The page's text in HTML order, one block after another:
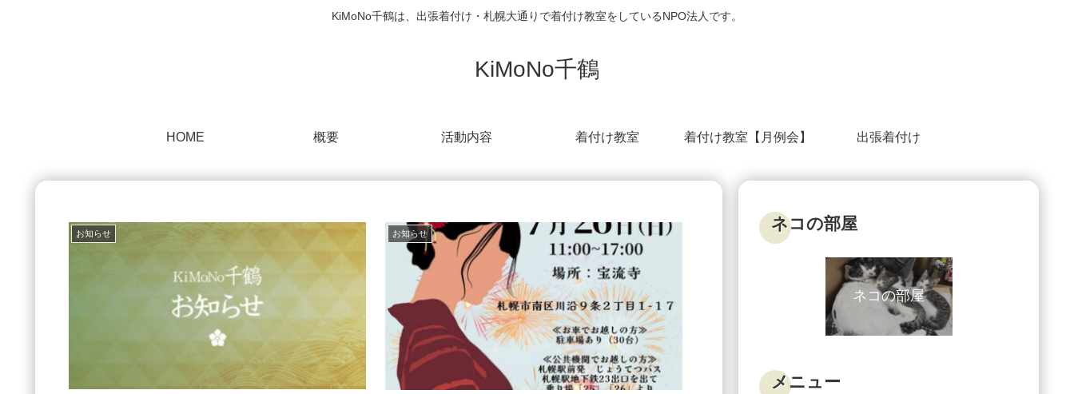
KiMoNo千鶴は、出張着付け・札幌大通りで着付け教室をしているNPO法人です。
KiMoNo千鶴
HOME 概要 活動内容 着付け教室 着付け教室【月例会】 出張着付け
お知らせ お知らせ
ネコの部屋
ネコの部屋
メニュー